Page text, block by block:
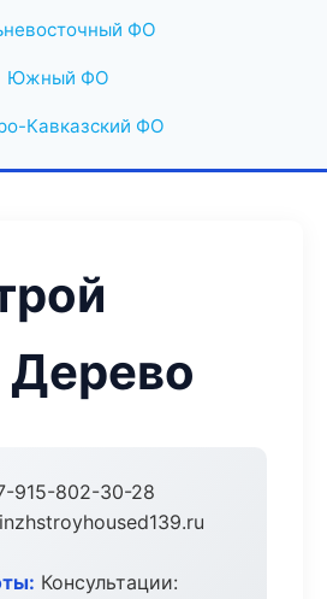
ФО
Южный ФО
Кавказский ФО
Дерево
915-802-30-28
Консультации: